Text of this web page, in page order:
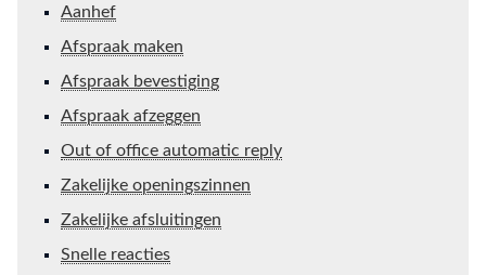
Aanhef
Afspraak maken
Afspraak bevestiging
Afspraak afzeggen
Out of office automatic reply
Zakelijke openingszinnen
Zakelijke afsluitingen
Snelle reacties